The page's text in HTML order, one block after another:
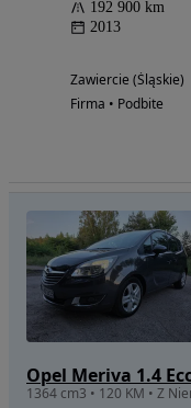
192 900 km
2013
Zawiercie (Śląskie)
Firma • Podbite
Opel Meriva 1.4